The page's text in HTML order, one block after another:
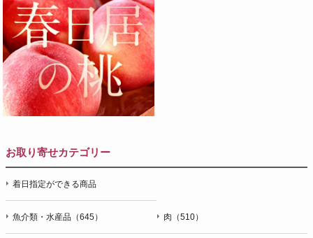
お取り寄せカテゴリー
着日指定ができる商品
魚介類・水産品（645） 肉（510）